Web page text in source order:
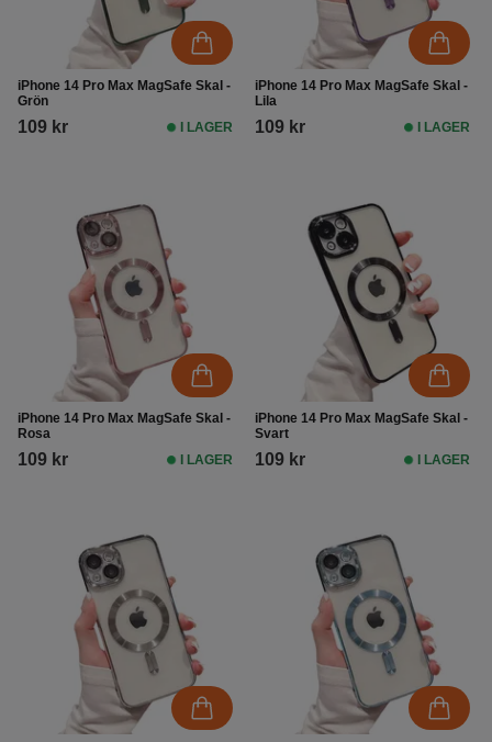
iPhone 14 Pro Max MagSafe Skal -
Grön
109 kr I LAGER
iPhone 14 Pro Max MagSafe Skal -
Lila
109 kr I LAGER
iPhone 14 Pro Max MagSafe Skal -
Rosa
109 kr I LAGER
iPhone 14 Pro Max MagSafe Skal -
Svart
109 kr I LAGER